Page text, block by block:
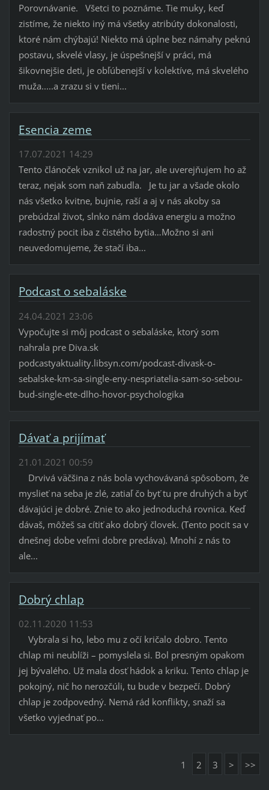
Porovnávanie. Všetci to poznáme. Tie muky, keď
zistíme, že niekto iný má všetky atribúty dokonalosti,
ktoré nám chýbajú! Niekto má úplne bez námahy peknú
postavu, skvelé vlasy, je úspešnejší v práci, má
šikovnejšie deti, je obľúbenejší v kolektíve, má skvelého
muža.....a zrazu si v tieni...
Esencia zeme
17.07.2021 14:29
Tento článoček vznikol už na jar, ale uverejňujem ho až
teraz, nejak som naň zabudla. Je tu jar a všade okolo
nás všetko kvitne, bujnie, raší a aj v nás akoby sa
prebúdzal život, slnko nám dodáva energiu a možno
radostný pocit iba z čistého bytia…Možno si ani
neuvedomujeme, že stačí iba...
Podcast o sebaláske
24.04.2021 23:06
Vypočujte si môj podcast o sebaláske, ktorý som
nahrala pre Diva.sk
podcastyaktuality.libsyn.com/podcast-divask-o-
sebalske-km-sa-single-eny-nespriatelia-sam-so-sebou-
bud-single-ete-dlho-hovor-psychologika
Dávať a prijímať
21.01.2021 00:59
Drvivá väčšina z nás bola vychovávaná spôsobom, že
myslieť na seba je zlé, zatiaľ čo byť tu pre druhých a byť
dávajúci je dobré. Znie to ako jednoduchá rovnica. Keď
dávaš, môžeš sa cítiť ako dobrý človek. (Tento pocit sa v
dnešnej dobe veľmi dobre predáva). Mnohí z nás to
ale...
Dobrý chlap
02.11.2020 11:53
Vybrala si ho, lebo mu z očí kričalo dobro. Tento
chlap mi neublíži – pomyslela si. Bol presným opakom
jej bývalého. Už mala dosť hádok a kriku. Tento chlap je
pokojný, nič ho nerozčúli, tu bude v bezpečí. Dobrý
chlap je zodpovedný. Nemá rád konflikty, snaží sa
všetko vyjednať po...
1 2 3 > >>